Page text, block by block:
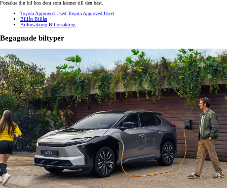
Försäkra din bil hos dem som känner till den bäst.
Toyota Approved Used Toyota Approved Used
Billån Billån
Bilförsäkring Bilförsäkring
Begagnade biltyper